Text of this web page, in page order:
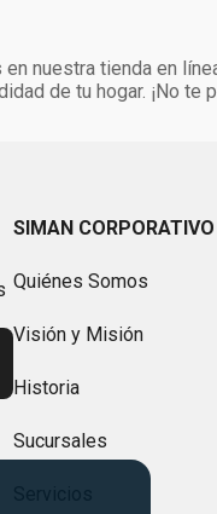
nuestra tienda en
de tu hogar. ¡No
SIMAN CORPORATIVO
Quiénes Somos
Visión y Misión
Historia
Sucursales